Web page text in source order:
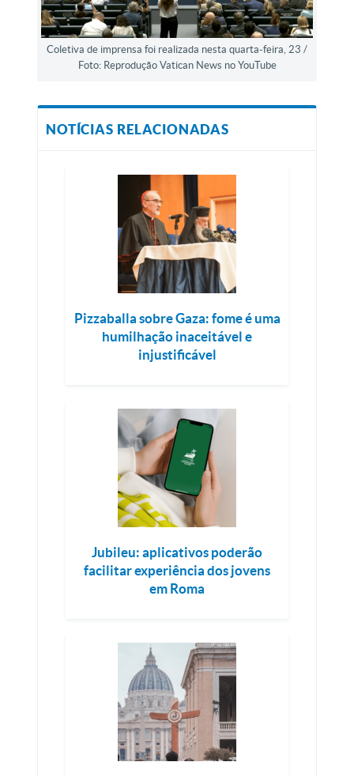
Coletiva de imprensa foi realizada nesta quarta-feira, 23 /
Foto: Reprodução Vatican News no YouTube
NOTÍCIAS RELACIONADAS
Pizzaballa sobre Gaza: fome é uma
humilhação inaceitável e
injustificável
Jubileu: aplicativos poderão
facilitar experiência dos jovens
em Roma